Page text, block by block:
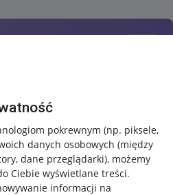
pokrewnym (np. piksele,
danych osobowych (między
dane przeglądarki), możemy
Ciebie wyświetlane treści.
informacji na